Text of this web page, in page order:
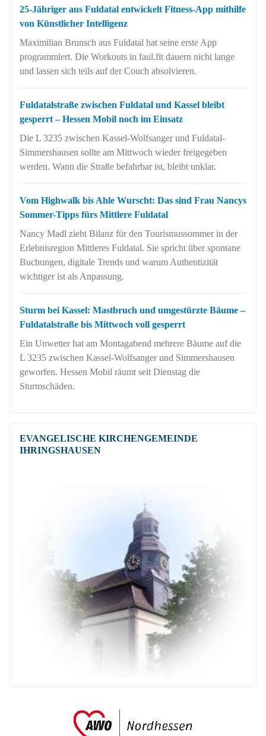
25-Jähriger aus Fuldatal entwickelt Fitness-App mithilfe
von Künstlicher Intelligenz
Maximilian Brunsch aus Fuldatal hat seine erste App
programmiert. Die Workouts in faul.fit dauern nicht lange
und lassen sich teils auf der Couch absolvieren.
Fuldatalstraße zwischen Fuldatal und Kassel bleibt
gesperrt – Hessen Mobil noch im Einsatz
Die L 3235 zwischen Kassel-Wolfsanger und Fuldatal-
Simmershausen sollte am Mittwoch wieder freigegeben
werden. Wann die Straße befahrbar ist, bleibt unklar.
Vom Highwalk bis Ahle Wurscht: Das sind Frau Nancys
Sommer-Tipps fürs Mittlere Fuldatal
Nancy Madl zieht Bilanz für den Tourismussommer in der
Erlebnisregion Mittleres Fuldatal. Sie spricht über spontane
Buchungen, digitale Trends und warum Authentizität
wichtiger ist als Anpassung.
Sturm bei Kassel: Mastbruch und umgestürzte Bäume –
Fuldatalstraße bis Mittwoch voll gesperrt
Ein Unwetter hat am Montagabend mehrere Bäume auf die
L 3235 zwischen Kassel-Wolfsanger und Simmershausen
geworfen. Hessen Mobil räumt seit Dienstag die
Sturmschäden.
EVANGELISCHE KIRCHENGEMEINDE
IHRINGSHAUSEN